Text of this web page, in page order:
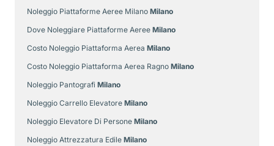
Noleggio Piattaforme Aeree Milano Milano
Dove Noleggiare Piattaforme Aeree Milano
Costo Noleggio Piattaforma Aerea Milano
Costo Noleggio Piattaforma Aerea Ragno Milano
Noleggio Pantografi Milano
Noleggio Carrello Elevatore Milano
Noleggio Elevatore Di Persone Milano
Noleggio Attrezzatura Edile Milano